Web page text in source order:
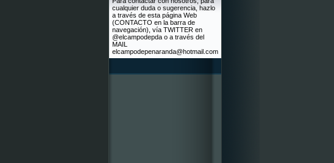
cualquier duda o sugerencia, hazlo
a través de esta página Web
(CONTACTO en la barra de
navegación), vía TWITTER en
@elcampodepda o a través del
MAIL
elcampodepenaranda@hotmail.com